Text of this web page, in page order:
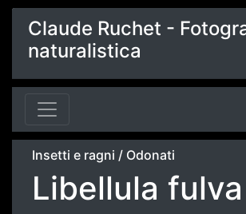
Claude Ruchet -
naturalistica
Insetti e ragni / Odonati
Libellula fulva